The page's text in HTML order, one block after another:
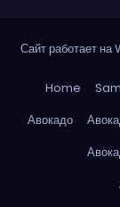
Сайт работает
Home
Авокадо